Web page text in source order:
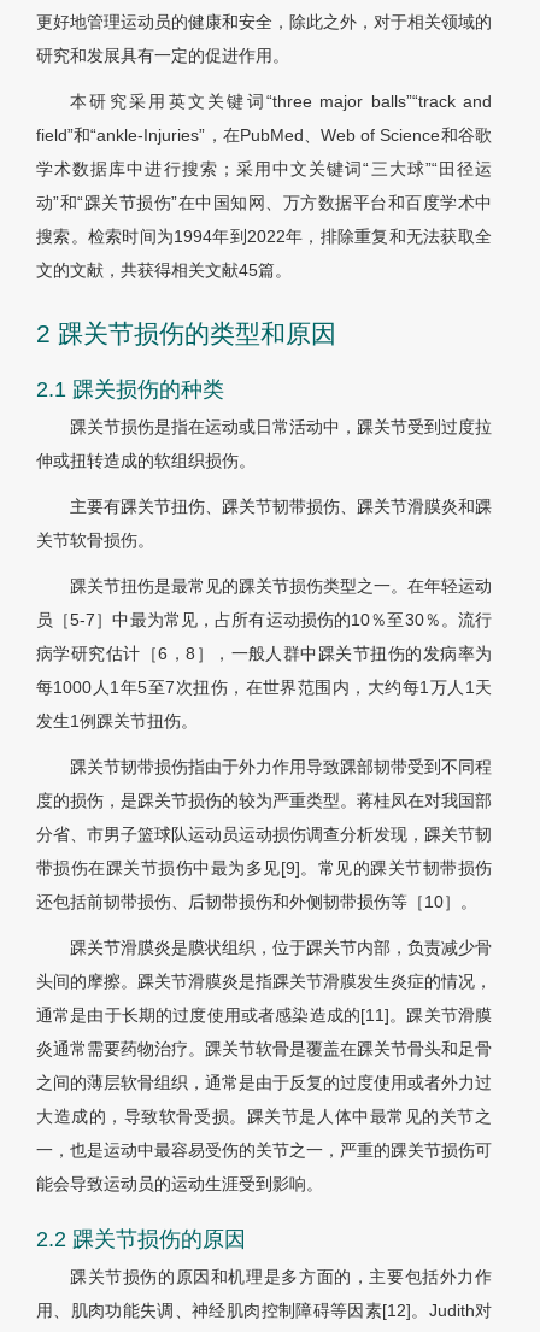
更好地管理运动员的健康和安全，除此之外，对于相关领域的
研究和发展具有一定的促进作用。
本研究采用英文关键词“three major balls”“track and
field”和“ankle-Injuries”，在PubMed、Web of Science和谷歌
学术数据库中进行搜索；采用中文关键词“三大球”“田径运
动”和“踝关节损伤”在中国知网、万方数据平台和百度学术中
搜索。检索时间为1994年到2022年，排除重复和无法获取全
文的文献，共获得相关文献45篇。
2 踝关节损伤的类型和原因
2.1 踝关损伤的种类
踝关节损伤是指在运动或日常活动中，踝关节受到过度拉
伸或扭转造成的软组织损伤。
主要有踝关节扭伤、踝关节韧带损伤、踝关节滑膜炎和踝
关节软骨损伤。
踝关节扭伤是最常见的踝关节损伤类型之一。在年轻运动
员［5-7］中最为常见，占所有运动损伤的10％至30％。流行
病学研究估计［6，8］，一般人群中踝关节扭伤的发病率为
每1000人1年5至7次扭伤，在世界范围内，大约每1万人1天
发生1例踝关节扭伤。
踝关节韧带损伤指由于外力作用导致踝部韧带受到不同程
度的损伤，是踝关节损伤的较为严重类型。蒋桂凤在对我国部
分省、市男子篮球队运动员运动损伤调查分析发现，踝关节韧
带损伤在踝关节损伤中最为多见[9]。常见的踝关节韧带损伤
还包括前韧带损伤、后韧带损伤和外侧韧带损伤等［10］。
踝关节滑膜炎是膜状组织，位于踝关节内部，负责减少骨
头间的摩擦。踝关节滑膜炎是指踝关节滑膜发生炎症的情况，
通常是由于长期的过度使用或者感染造成的[11]。踝关节滑膜
炎通常需要药物治疗。踝关节软骨是覆盖在踝关节骨头和足骨
之间的薄层软骨组织，通常是由于反复的过度使用或者外力过
大造成的，导致软骨受损。踝关节是人体中最常见的关节之
一，也是运动中最容易受伤的关节之一，严重的踝关节损伤可
能会导致运动员的运动生涯受到影响。
2.2 踝关节损伤的原因
踝关节损伤的原因和机理是多方面的，主要包括外力作
用、肌肉功能失调、神经肌肉控制障碍等因素[12]。Judith对